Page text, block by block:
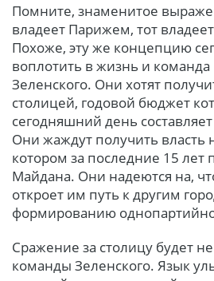
Помните, знаменитое
владеет Парижем, тот
Похоже, эту же концепцию
воплотить в жизнь и
Зеленского. Они хотят
столицей, годовой бюджет
сегодняшний день
Они жаждут получить власть
котором за последние 15 лет
Майдана. Они надеются на,
откроет им путь к другим
формированию
Сражение за столицу будет
команды Зеленского. Язык